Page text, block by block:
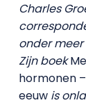
Charles
onder meer
Zijn boek
hormonen
eeuwis